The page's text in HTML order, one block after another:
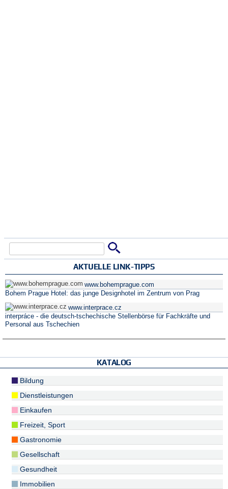
AKTUELLE LINK-TIPPS
www.bohemprague.com
Bohem Prague Hotel: das junge Designhotel im Zentrum von Prag
www.interprace.cz
interpráce - die deutsch-tschechische Stellenbörse für Fachkräfte und
Personal aus Tschechien
KATALOG
Bildung
Dienstleistungen
Einkaufen
Freizeit, Sport
Gastronomie
Gesellschaft
Gesundheit
Immobilien